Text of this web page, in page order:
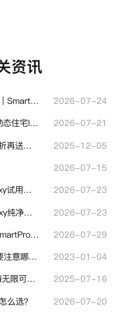
资讯
谷歌、Meta广告地域测试实操方法｜SmartProxy落地优化指南
2026-07-24
海外SEO排名监控用什么代理IP？动态住宅IP与静态住宅IP怎么选
2026-07-21
AdsPower 黑五大促开启｜年付 6 折再送半年＋豪礼抽奖
2025-12-05
2026-07-15
免费测试额度怎么领取？SmartProxy试用产品完整体验指引
2026-07-23
海外SEO排名忽高忽低？SmartProxy纯净住宅IP助力站点权重稳定
2026-07-23
价格监控为什么需要住宅代理IP？SmartProxy助力跨境商家实现全球竞品数据采集
2026-07-29
想要利用海外住宅代理高效数据都要注意哪些地方？
2023-01-04
DuoPlus云手机功能全览，助力出海无限可能！
2025-07-16
么选？
2026-07-20